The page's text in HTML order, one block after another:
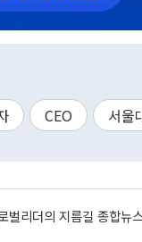
CEO 서울
벌리더의 지름길 종합